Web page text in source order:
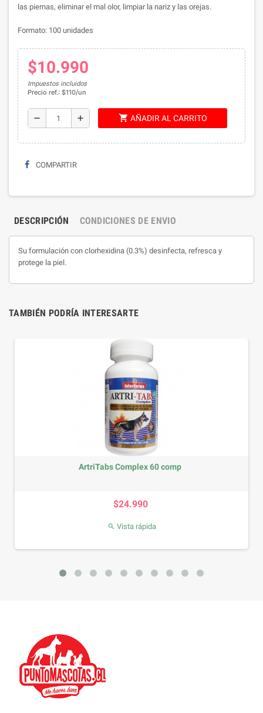
las piernas, eliminar el mal olor, limpiar la nariz y las orejas.
Formato: 100 unidades
$10.990
Impuestos incluidos
Precio ref.: $110/un
remove add shopping_cart AÑADIR AL CARRITO
COMPARTIR
DESCRIPCIÓN CONDICIONES DE ENVIO
Su formulación con clorhexidina (0.3%) desinfecta, refresca y
protege la piel.
TAMBIÉN PODRÍA INTERESARTE
ArtriTabs Complex 60 comp
$24.990
Vista rápida